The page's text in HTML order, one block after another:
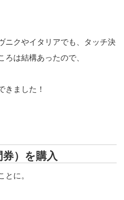
ニクやイタリアでも、タッチ決
ろは結構あったので、
きました！
券）を購入
とに。